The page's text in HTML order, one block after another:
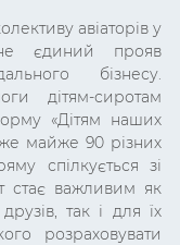
авіаторів у
єдиний прояв
бізнесу.
дітям-сиротам
«Дітям наших
майже 90 різних
спілкується зі
стає важливим як
так і для їх
розраховувати